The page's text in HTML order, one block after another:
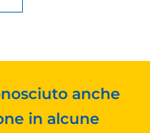
anche
in alcune